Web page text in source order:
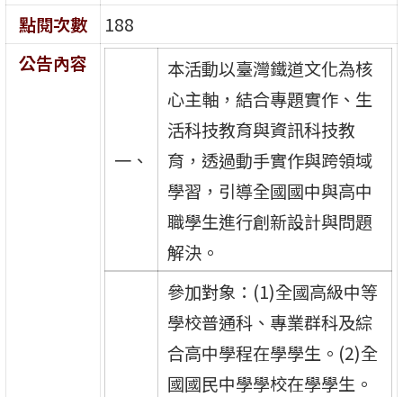
點閱次數
188
公告內容
一、
本活動以臺灣鐵道文化為核
心主軸，結合專題實作、生
活科技教育與資訊科技教
育，透過動手實作與跨領域
學習，引導全國國中與高中
職學生進行創新設計與問題
解決。
參加對象：(1)全國高級中等
學校普通科、專業群科及綜
合高中學程在學學生。(2)全
國國民中學學校在學學生。